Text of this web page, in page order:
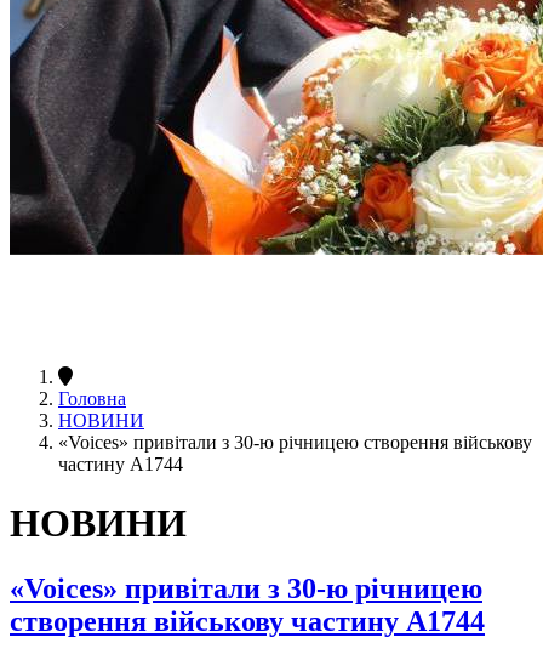
Головна
НОВИНИ
«Voices» привітали з 30-ю річницею створення військову
частину A1744
НОВИНИ
«Voices» привітали з 30-ю річницею
створення військову частину A1744